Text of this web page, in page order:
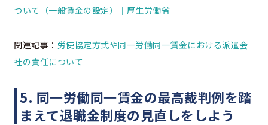
ついて（一般賃金の設定）｜厚生労働省
関連記事： 労使協定方式や同一労働同一賃金における派遣会
社の責任について
5. 同一労働同一賃金の最高裁判例を踏
まえて退職金制度の見直しをしよう